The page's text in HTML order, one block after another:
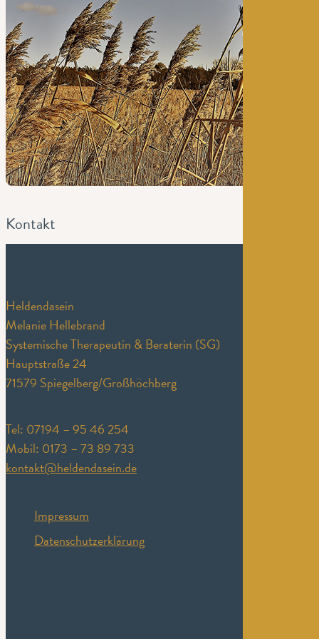
Kontakt
Helden­da­sein
Melanie Helle­brand
Sys­temis­che Ther­a­peutin & Bera­terin (SG)
Haupt­straße 24
71579 Spiegelberg/Großhöchberg
Tel: 07194 – 95 46 254
Mobil: 0173 – 73 89 733
kontakt@heldendasein.de
Impressum
Datenschutzerklärung